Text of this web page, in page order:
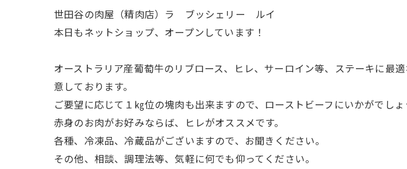
世田谷の肉屋（精肉店）ラ ブッシェリー ルイ
本日もネットショップ、オープンしています！
オーストラリア産葡萄牛のリブロース、ヒレ、サーロイン等、ステーキに最
意しております。
ご要望に応じて１㎏位の塊肉も出来ますので、ローストビーフにいかがでしょ
赤身のお肉がお好みならば、ヒレがオススメです。
各種、冷凍品、冷蔵品がございますので、お聞きください。
その他、相談、調理法等、気軽に何でも仰ってください。